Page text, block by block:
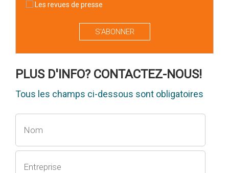
Les revues de presse
S'ABONNER
PLUS D'INFO? CONTACTEZ-NOUS!
Tous les champs ci-dessous sont obligatoires